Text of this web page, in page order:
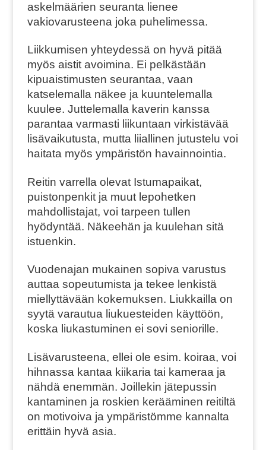
askelmäärien seuranta lienee
vakiovarusteena joka puhelimessa.
Liikkumisen yhteydessä on hyvä pitää
myös aistit avoimina. Ei pelkästään
kipuaistimusten seurantaa, vaan
katselemalla näkee ja kuuntelemalla
kuulee. Juttelemalla kaverin kanssa
parantaa varmasti liikuntaan virkistävää
lisävaikutusta, mutta liiallinen jutustelu voi
haitata myös ympäristön havainnointia.
Reitin varrella olevat Istumapaikat,
puistonpenkit ja muut lepohetken
mahdollistajat, voi tarpeen tullen
hyödyntää. Näkeehän ja kuulehan sitä
istuenkin.
Vuodenajan mukainen sopiva varustus
auttaa sopeutumista ja tekee lenkistä
miellyttävään kokemuksen. Liukkailla on
syytä varautua liukuesteiden käyttöön,
koska liukastuminen ei sovi seniorille.
Lisävarusteena, ellei ole esim. koiraa, voi
hihnassa kantaa kiikaria tai kameraa ja
nähdä enemmän. Joillekin jätepussin
kantaminen ja roskien kerääminen reitiltä
on motivoiva ja ympäristömme kannalta
erittäin hyvä asia.